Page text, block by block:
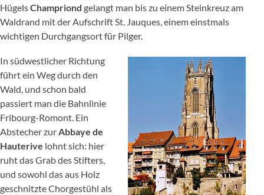
HügelsChampriond gelangt man bis zu einem Steinkreuz am
Waldrand mit der Aufschrift St. Jauques, einem einstmals
wichtigen Durchgangsort für Pilger.
In südwestlicher Richtung
führt ein Weg durch den
Wald, und schon bald
passiert man die Bahnlinie
Fribourg-Romont. Ein
Abstecher zurAbbaye de
Hauterive lohnt sich: hier
ruht das Grab des Stifters,
und sowohl das aus Holz
geschnitzte Chorgestühl als